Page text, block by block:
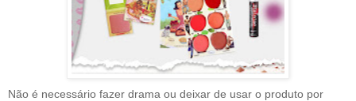
Não é necessário fazer drama ou deixar de usar o produto por